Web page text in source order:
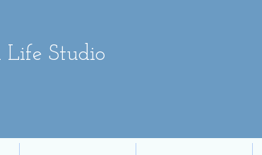
Life Studio